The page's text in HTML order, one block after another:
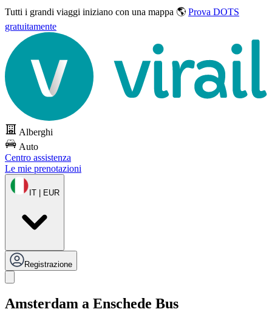
Tutti i grandi viaggi iniziano con una mappa 🌎 Prova DOTS
gratuitamente
Alberghi
Auto
Centro assistenza
Le mie prenotazioni
IT | EUR
Registrazione
Amsterdam a Enschede Bus